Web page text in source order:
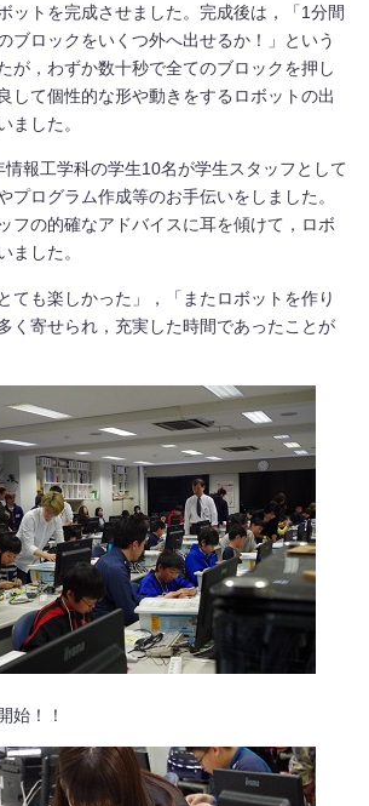
ットを完成させました。完成後は，「1分間
ブロックをいくつ外へ出せるか！」という
が，わずか数十秒で全てのブロックを押し
して個性的な形や動きをするロボットの出
ました。
報工学科の学生10名が学生スタッフとして
プログラム作成等のお手伝いをしました。
フの的確なアドバイスに耳を傾けて，ロボ
ました。
ても楽しかった」，「またロボットを作り
く寄せられ，充実した時間であったことが
始！！